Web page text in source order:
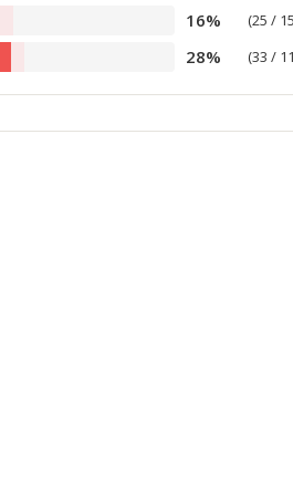
16% (25 /
28% (33 /